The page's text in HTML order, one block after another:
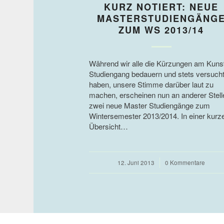
KURZ NOTIERT: NEUE
MASTERSTUDIENGÄNGE
ZUM WS 2013/14
Während wir alle die Kürzungen am
Studiengang bedauern und stets versucht
haben, unsere Stimme darüber laut zu
machen, erscheinen nun an anderer
zwei neue Master Studiengänge zum
Wintersemester 2013/2014. In einer
Übersicht…
12. Juni 2013
/ 0 Kommentare